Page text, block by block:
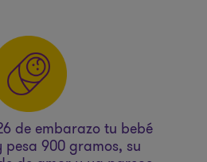
de embarazo tu bebé
pesa 900 gramos, su